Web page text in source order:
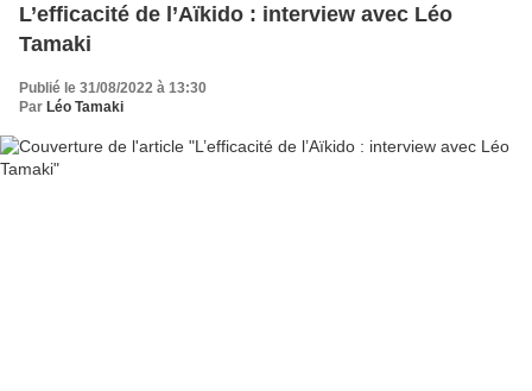
L’efficacité de l’Aïkido : interview avec Léo
Tamaki
Publié le 31/08/2022 à 13:30
Par Léo Tamaki